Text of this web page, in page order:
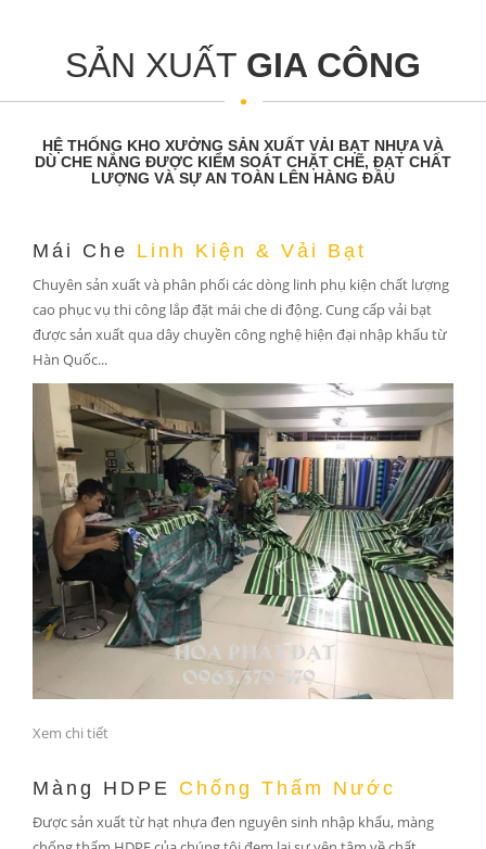
SẢN XUẤT GIA CÔNG
HỆ THỐNG KHO XƯỞNG SẢN XUẤT VẢI BẠT NHỰA VÀ
DÙ CHE NẮNG ĐƯỢC KIỂM SOÁT CHẶT CHẼ, ĐẠT CHẤT
LƯỢNG VÀ SỰ AN TOÀN LÊN HÀNG ĐẦU
Mái Che Linh Kiện & Vải Bạt
Chuyên sản xuất và phân phối các dòng linh phụ kiện chất lượng
cao phục vụ thi công lắp đặt mái che di động. Cung cấp vải bạt
được sản xuất qua dây chuyền công nghệ hiện đại nhập khẩu từ
Hàn Quốc...
Xem chi tiết
Màng HDPE Chống Thấm Nước
Được sản xuất từ hạt nhựa đen nguyên sinh nhập khẩu, màng